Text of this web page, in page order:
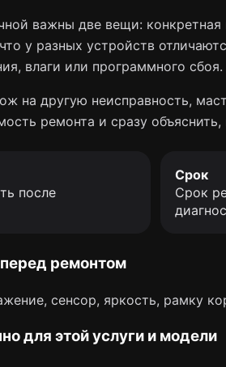
важны две вещи:
у разных устройств
влаги или программного сбоя.
на другую неисправность,
ремонта и сразу
после
Срок
Срок
ремонтом
сенсор, яркость, рамку
для этой услуги и модели